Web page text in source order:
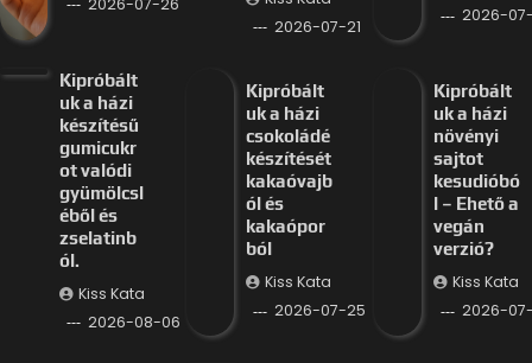
2026-07-21
2026-
Kipróbált
uk a házi
készítésű
gumicukr
ot valódi
gyümölcsl
éből és
zselatinb
ól.
Kiss Kata
2026-08-06
Kipróbált
uk a házi
csokoládé
készítését
kakaóvajb
ól és
kakaópor
ból
Kiss Kata
2026-07-25
Kipróbált
uk a házi
növényi
sajtot
kesudióbó
l – Ehető a
vegán
verzió?
Kiss Kata
2026-